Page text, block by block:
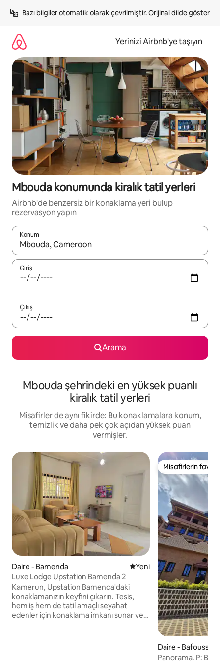
atla
Bazı bilgiler otomatik olarak çevrilmiştir. Orijinal dilde göster
Yerinizi Airbnb'ye taşıyın
Mbouda konumunda kiralık tatil yerleri
Airbnb'de benzersiz bir konaklama yeri bulup
rezervasyon yapın
Konum
Sonuçlar kullanılabilir olduğunda yukarı ve aşağı oklarıyla
Giriş
Çıkış
Arama
Mbouda şehrindeki en yüksek puanlı
kiralık tatil yerleri
Misafirler de aynı fikirde: Bu konaklamalara konum,
temizlik ve daha pek çok açıdan yüksek puan
vermişler.
Daire - Bamenda Yeni konaklama yeri
Yeni
Luxe Lodge Upstation Bamenda 2
Kamerun, Upstation Bamenda'daki
konaklamanızın keyfini çıkarın. Tesis,
hem iş hem de tatil amaçlı seyahat
edenler için konaklama imkanı sunar ve
Misafirlerin
Misafirlerin
Daire - Bafoussam
Panorama. P: